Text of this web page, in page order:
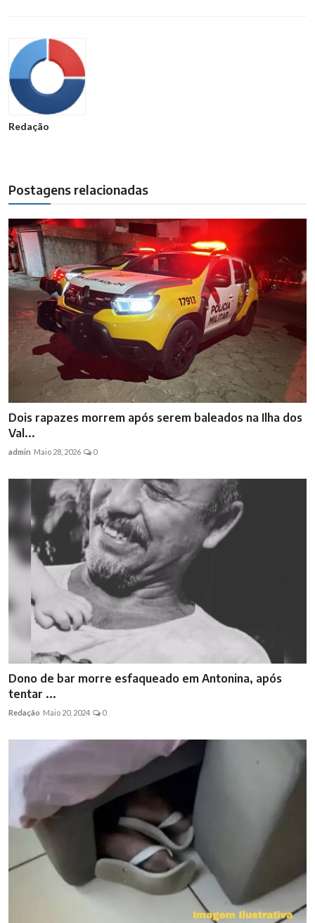
Redação
Postagens relacionadas
Dois rapazes morrem após serem baleados na Ilha dos
Val...
admin Maio 28, 2026 0
Dono de bar morre esfaqueado em Antonina, após
tentar ...
Redação Maio 20, 2024 0